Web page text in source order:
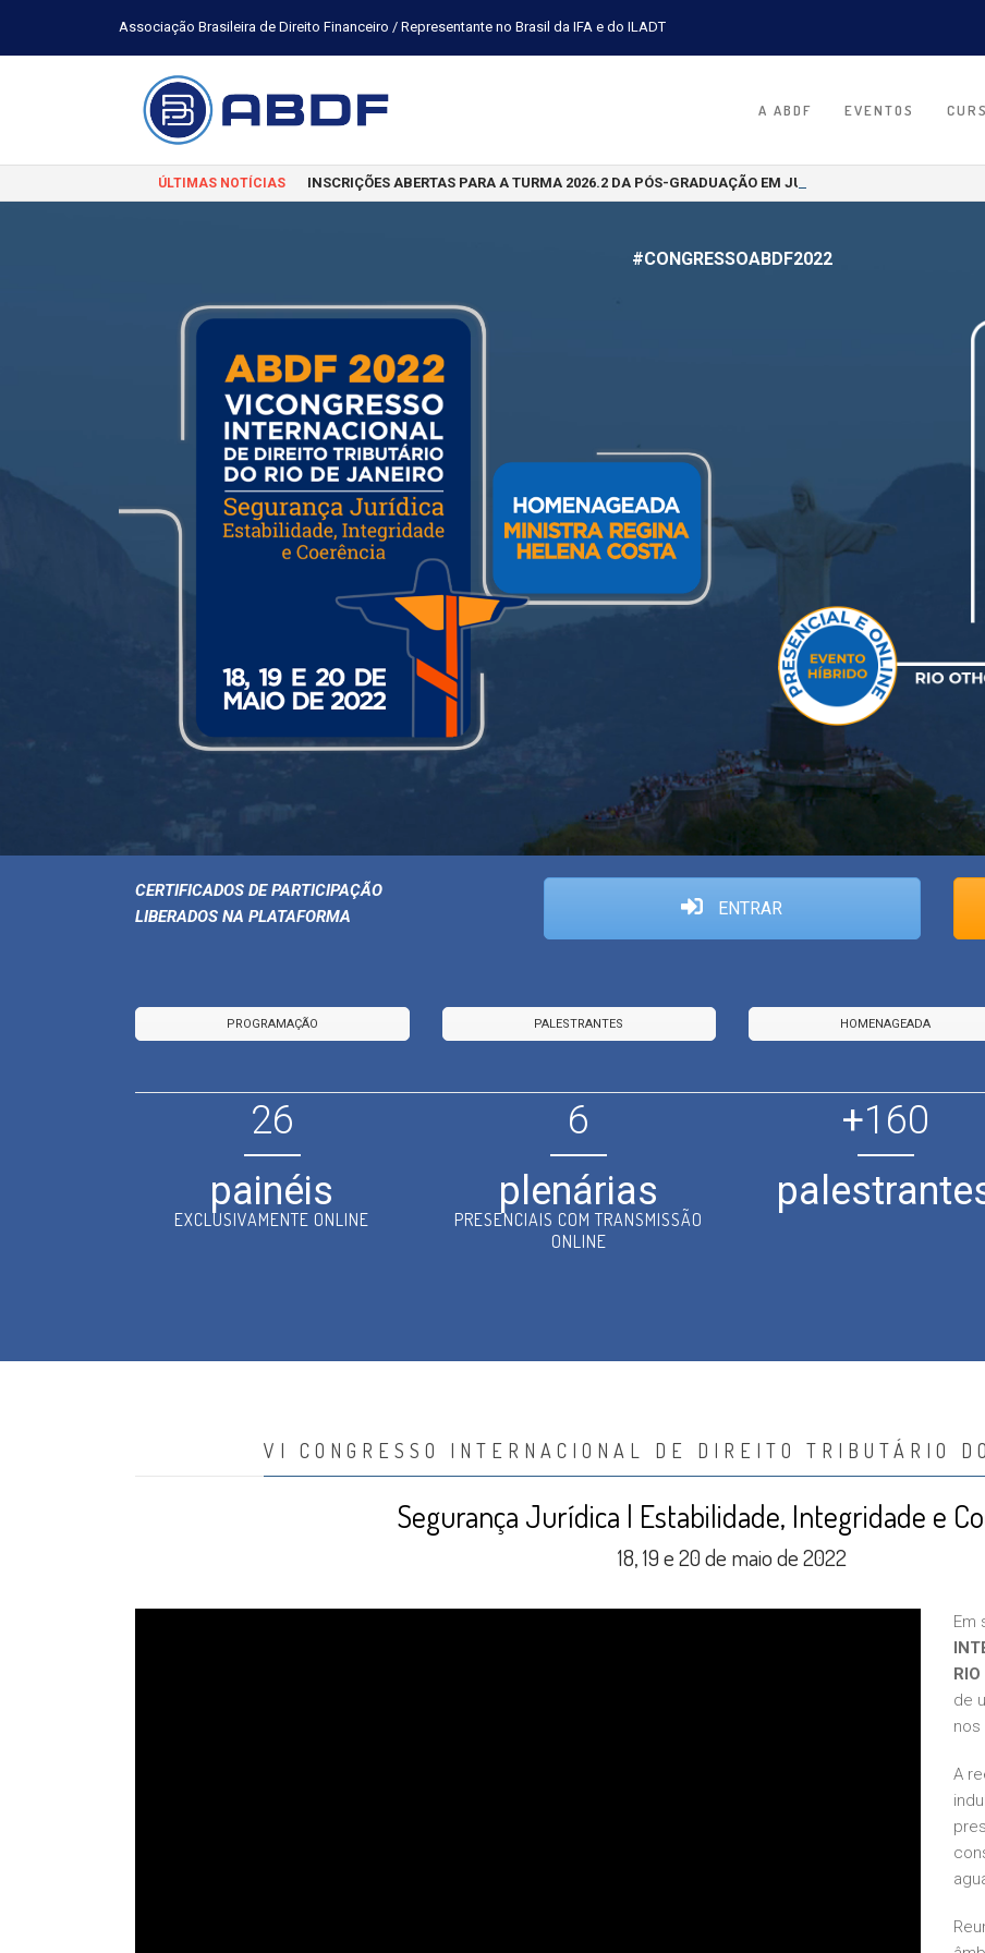
Associação Brasileira de Direito Financeiro / Representante no Brasil da IFA e do ILADT
A ABDF EVENTOS
ÚLTIMAS NOTÍCIAS INSCRIÇÕES ABERTAS PARA A TURMA 2026.2 DA PÓS-GRADUAÇÃO EM JURISPRUDÊNCIA TRIBUTÁRIA
#CONGRESSOABDF2022
CERTIFICADOS DE PARTICIPAÇÃO
LIBERADOS NA PLATAFORMA
ENTRAR
PROGRAMAÇÃO PALESTRANTES HOMENAGEADA
26
painéis
EXCLUSIVAMENTE ONLINE
6
plenárias
PRESENCIAIS COM TRANSMISSÃO
ONLINE
+160
VI CONGRESSO INTERNACIONAL DE DIREITO TRIBUTÁRIO
Segurança Jurídica | Estabilidade, Integridade e
18, 19 e 20 de maio de 2022
Em
de
nos
A